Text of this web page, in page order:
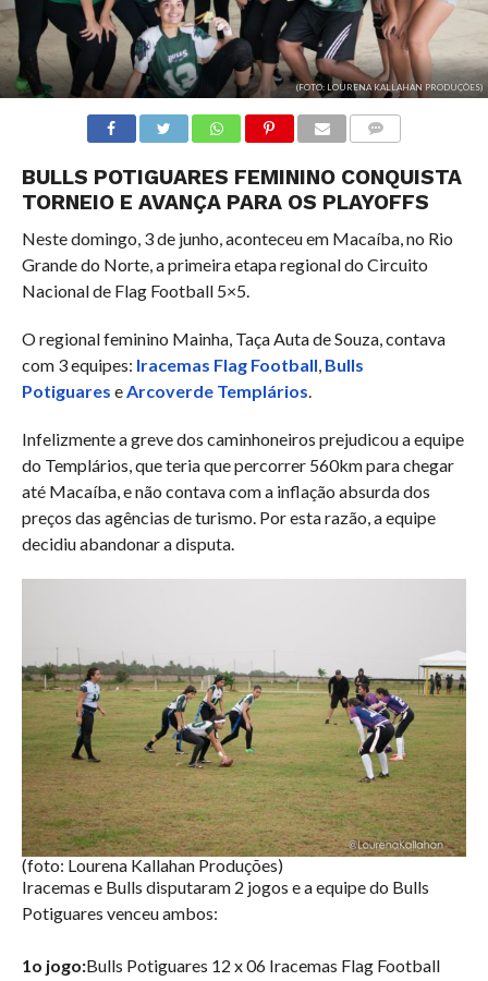
(FOTO: LOURENA KALLAHAN PRODUÇÕES)
BULLS POTIGUARES FEMININO CONQUISTA
TORNEIO E AVANÇA PARA OS PLAYOFFS
Neste domingo, 3 de junho, aconteceu em Macaíba, no Rio
Grande do Norte, a primeira etapa regional do Circuito
Nacional de Flag Football 5×5.
O regional feminino Mainha, Taça Auta de Souza, contava
com 3 equipes: Iracemas Flag Football, Bulls
Potiguares eArcoverde Templários.
Infelizmente a greve dos caminhoneiros prejudicou a equipe
do Templários, que teria que percorrer 560km para chegar
até Macaíba, e não contava com a inflação absurda dos
preços das agências de turismo. Por esta razão, a equipe
decidiu abandonar a disputa.
(foto: Lourena Kallahan Produções)
Iracemas e Bulls disputaram 2 jogos e a equipe do Bulls
Potiguares venceu ambos:
1o jogo:Bulls Potiguares 12 x 06 Iracemas Flag Football